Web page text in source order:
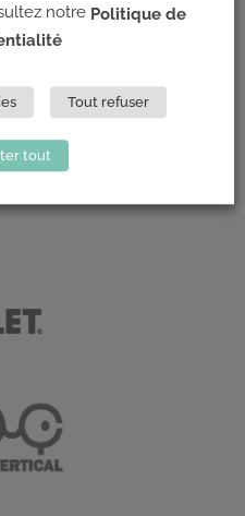
notre Politique de
Tout refuser
tout